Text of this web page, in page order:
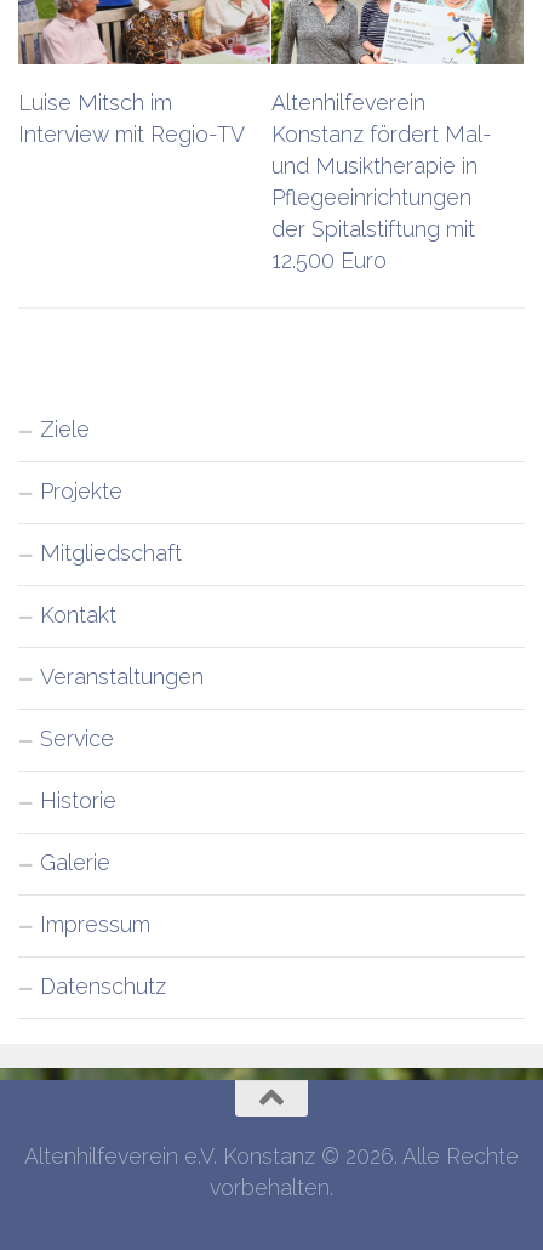
Luise Mitsch im
Interview mit Regio-TV
Altenhilfeverein
Konstanz fördert Mal-
und Musiktherapie in
Pflegeeinrichtungen
der Spitalstiftung mit
12.500 Euro
Ziele
Projekte
Mitgliedschaft
Kontakt
Veranstaltungen
Service
Historie
Galerie
Impressum
Datenschutz
Altenhilfeverein e.V. Konstanz © 2026. Alle Rechte
vorbehalten.